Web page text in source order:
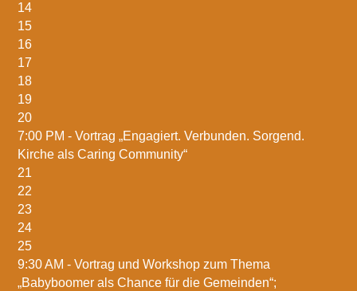
14
15
16
17
18
19
20
7:00 PM -Vortrag „Engagiert. Verbunden. Sorgend.
Kirche als Caring Community“
21
22
23
24
25
9:30 AM -Vortrag und Workshop zum Thema
„Babyboomer als Chance für die Gemeinden“;